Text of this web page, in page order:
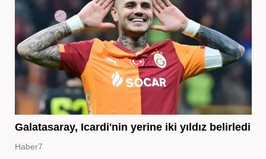
Galatasaray, Icardi'nin yerine iki yıldız belirledi
Haber7